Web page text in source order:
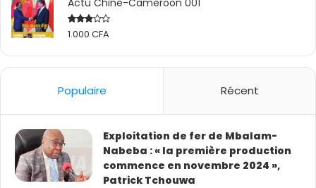
Rated
1.000 CFA
Populaire Récent
Exploitation de fer de Mbalam-
Nabeba : « la première production
commence en novembre 2024 »,
Patrick Tchouwa